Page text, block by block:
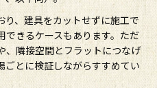
り、建具をカットせずに施工で
できるケースもあります。ただ
、隣接空間とフラットにつなげ
ごとに検証しながらすすめてい